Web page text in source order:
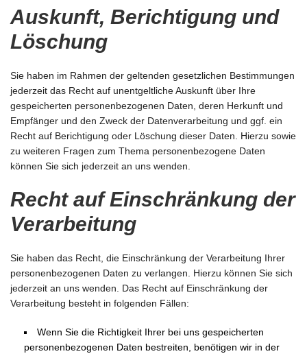
Auskunft, Berichtigung und
Löschung
Sie haben im Rahmen der geltenden gesetzlichen Bestimmungen
jederzeit das Recht auf unentgeltliche Auskunft über Ihre
gespeicherten personenbezogenen Daten, deren Herkunft und
Empfänger und den Zweck der Datenverarbeitung und ggf. ein
Recht auf Berichtigung oder Löschung dieser Daten. Hierzu sowie
zu weiteren Fragen zum Thema personenbezogene Daten
können Sie sich jederzeit an uns wenden.
Recht auf Einschränkung der
Verarbeitung
Sie haben das Recht, die Einschränkung der Verarbeitung Ihrer
personenbezogenen Daten zu verlangen. Hierzu können Sie sich
jederzeit an uns wenden. Das Recht auf Einschränkung der
Verarbeitung besteht in folgenden Fällen:
Wenn Sie die Richtigkeit Ihrer bei uns gespeicherten
personenbezogenen Daten bestreiten, benötigen wir in der